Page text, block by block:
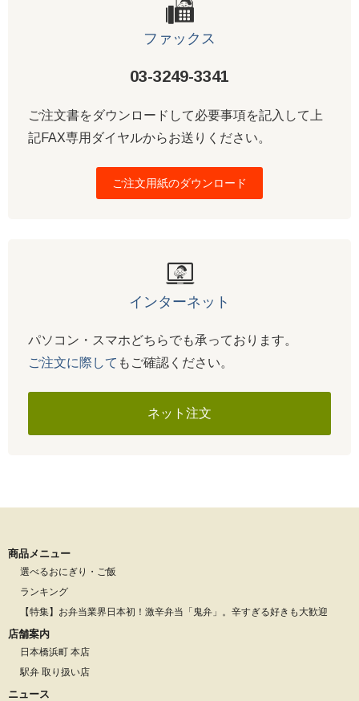
ファックス
03-3249-3341
ご注文書をダウンロードして必要事項を記入して上
記FAX専用ダイヤルからお送りください。
ご注文用紙のダウンロード
インターネット
パソコン・スマホどちらでも承っております。
ご注文に際して もご確認ください。
ネット注文
商品メニュー
選べるおにぎり・ご飯
ランキング
【特集】お弁当業界日本初！激辛弁当「鬼弁」。辛すぎる好きも大歓迎
店舗案内
日本橋浜町 本店
駅弁 取り扱い店
ニュース